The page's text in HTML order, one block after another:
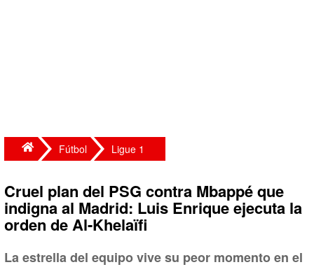
Fútbol Ligue 1
Cruel plan del PSG contra Mbappé que
indigna al Madrid: Luis Enrique ejecuta la
orden de Al-Khelaïfi
La estrella del equipo vive su peor momento en el